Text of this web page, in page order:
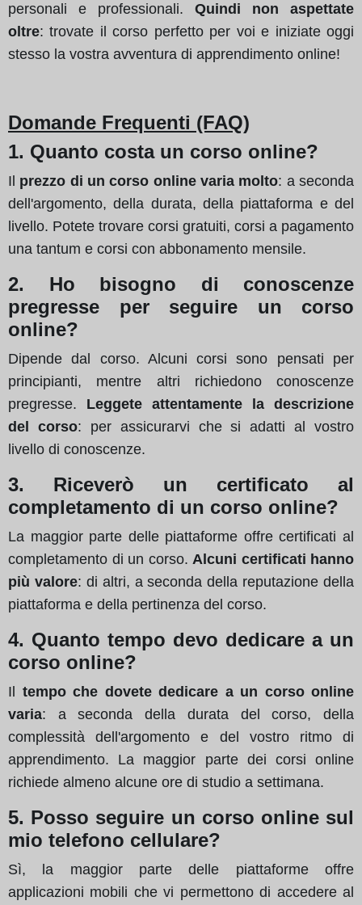
personali e professionali. Quindi non aspettate
oltre: trovate il corso perfetto per voi e iniziate oggi
stesso la vostra avventura di apprendimento online!
Domande Frequenti (FAQ)
1. Quanto costa un corso online?
Il prezzo di un corso online varia molto: a seconda
dell'argomento, della durata, della piattaforma e del
livello. Potete trovare corsi gratuiti, corsi a pagamento
una tantum e corsi con abbonamento mensile.
2. Ho bisogno di conoscenze
pregresse per seguire un corso
online?
Dipende dal corso. Alcuni corsi sono pensati per
principianti, mentre altri richiedono conoscenze
pregresse. Leggete attentamente la descrizione
del corso: per assicurarvi che si adatti al vostro
livello di conoscenze.
3. Riceverò un certificato al
completamento di un corso online?
La maggior parte delle piattaforme offre certificati al
completamento di un corso. Alcuni certificati hanno
più valore: di altri, a seconda della reputazione della
piattaforma e della pertinenza del corso.
4. Quanto tempo devo dedicare a un
corso online?
Il tempo che dovete dedicare a un corso online
varia: a seconda della durata del corso, della
complessità dell'argomento e del vostro ritmo di
apprendimento. La maggior parte dei corsi online
richiede almeno alcune ore di studio a settimana.
5. Posso seguire un corso online sul
mio telefono cellulare?
Sì, la maggior parte delle piattaforme offre
applicazioni mobili che vi permettono di accedere al